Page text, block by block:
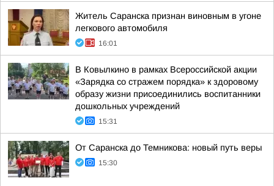
Житель Саранска признан виновным в угоне
легкового автомобиля
16:01
В Ковылкино в рамках Всероссийской акции
«Зарядка со стражем порядка» к здоровому
образу жизни присоединились воспитанники
дошкольных учреждений
15:31
От Саранска до Темникова: новый путь веры
15:30